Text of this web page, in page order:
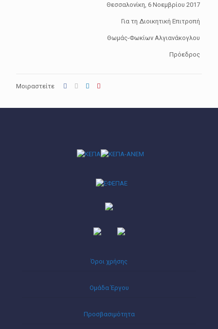
Θεσσαλονίκη, 6 Νοεμβρίου 2017
Για τη Διοικητική Επιτροπή
Θωμάς-Φωκίων Αλγιανάκογλου
Πρόεδρος
Μοιραστείτε
Όροι χρήσης
Ομάδα Έργου
Προσβασιμότητα